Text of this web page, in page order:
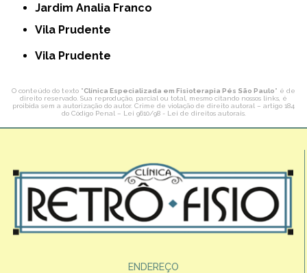
Jardim Analia Franco
Vila Prudente
Vila Prudente
O conteúdo do texto "Clínica Especializada em Fisioterapia Pés São Paulo" é de
direito reservado. Sua reprodução, parcial ou total, mesmo citando nossos links, é
proibida sem a autorização do autor. Crime de violação de direito autoral – artigo 184
do Código Penal – Lei 9610/98 - Lei de direitos autorais.
ENDEREÇO